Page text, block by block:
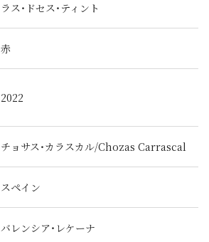
ラス・ドセス・ティント
赤
2022
チョサス・カラスカル/Chozas Carrascal
スペイン
バレンシア・レケーナ